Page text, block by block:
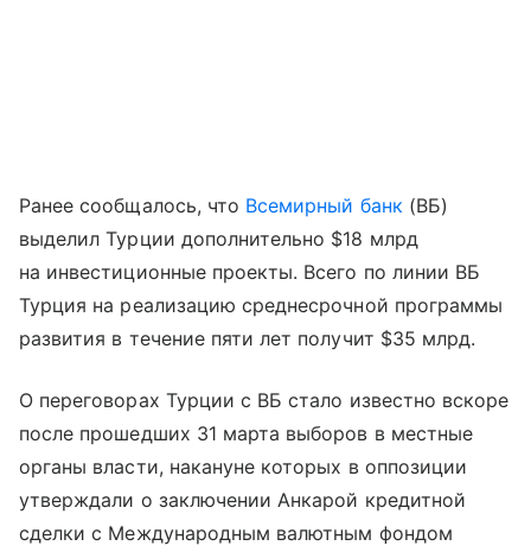
Ранее сообщалось, что Всемирный банк (ВБ)
выделил Турции дополнительно $18 млрд
на инвестиционные проекты. Всего по линии ВБ
Турция на реализацию среднесрочной программы
развития в течение пяти лет получит $35 млрд.
О переговорах Турции с ВБ стало известно вскоре
после прошедших 31 марта выборов в местные
органы власти, накануне которых в оппозиции
утверждали о заключении Анкарой кредитной
сделки с Международным валютным фондом